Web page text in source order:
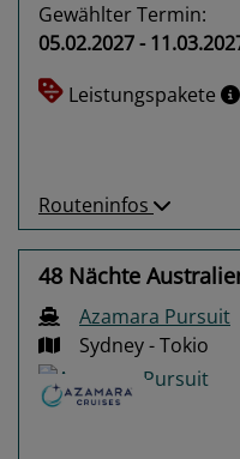
Gewählter Termin:
05.02.2027 -
Leistungspakete
Routeninfos
48 Nächte
Azamara Pursuit
Sydney - Tokio